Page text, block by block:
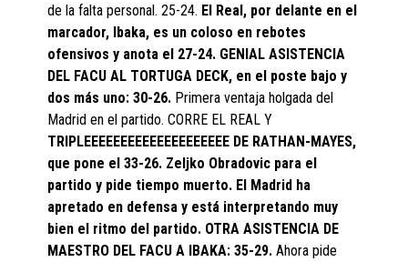
de la falta personal. 25-24. El Real, por delante en el
marcador, Ibaka, es un coloso en rebotes
ofensivos y anota el 27-24. GENIAL ASISTENCIA
DEL FACU AL TORTUGA DECK, en el poste bajo y
dos más uno: 30-26. Primera ventaja holgada del
Madrid en el partido. CORRE EL REAL Y
TRIPLEEEEEEEEEEEEEEEEEEEE DE RATHAN-MAYES,
que pone el 33-26. Zeljko Obradovic para el
partido y pide tiempo muerto. El Madrid ha
apretado en defensa y está interpretando muy
bien el ritmo del partido. OTRA ASISTENCIA DE
MAESTRO DEL FACU A IBAKA: 35-29.Ahora pide